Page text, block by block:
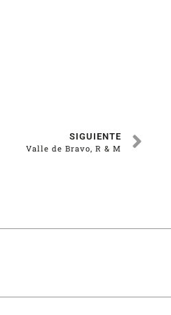
SIGUIENTE
Valle de Bravo, R & M